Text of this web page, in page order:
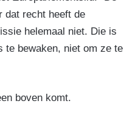
dat recht heeft de
helemaal niet. Die is
te bewaken, niet om ze te
boven komt.